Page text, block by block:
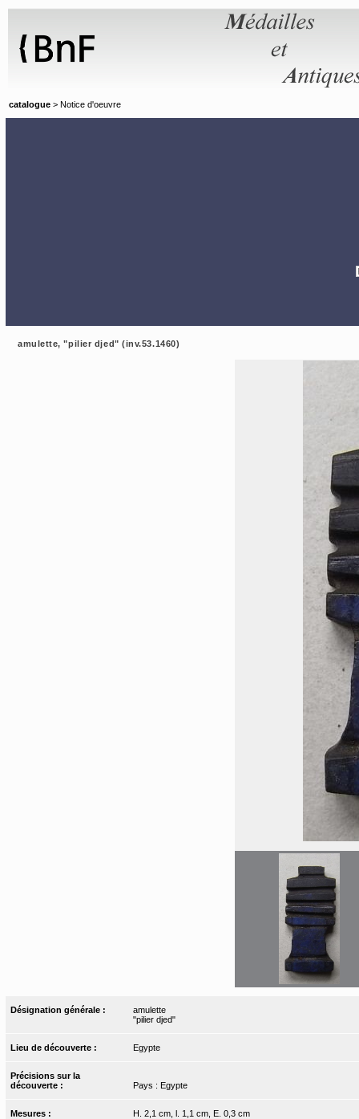
catalogue > Notice d'oeuvre
amulette, "pilier djed" (inv.53.1460)
Désignation générale :
amulette
"pilier djed"
Lieu de découverte : Egypte
Précisions sur la
découverte :
Pays : Egypte
Mesures : H. 2,1 cm, l. 1,1 cm, E. 0,3 cm